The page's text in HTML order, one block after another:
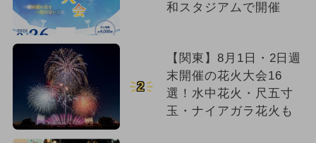
和スタジアムで開催
2
【関東】8月1日・2日週
末開催の花火大会16
選！水中花火・尺五寸
玉・ナイアガラ花火も